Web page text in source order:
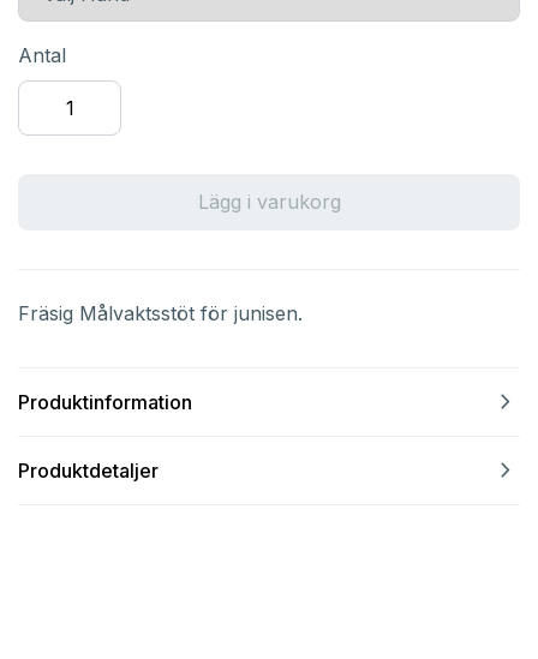
Antal
Lägg i varukorg
Fräsig Målvaktsstöt för junisen.
Produktinformation navigate_next
Produktdetaljer navigate_next